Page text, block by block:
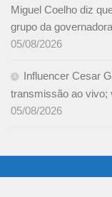
Miguel Coelho diz
grupo da governadora
05/08/2026
Influencer Cesar
transmissão ao vivo;
05/08/2026